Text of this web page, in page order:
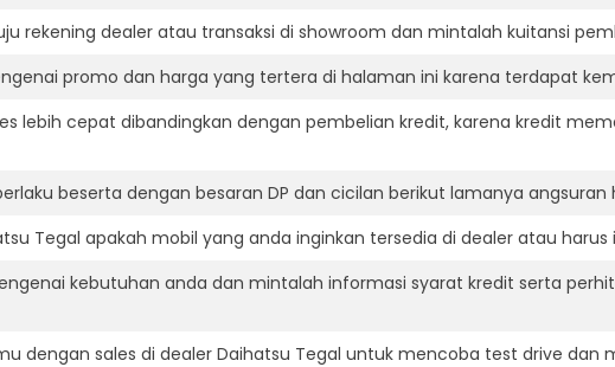
rekening dealer atau transaksi di showroom dan mintalah kuitansi
promo dan harga yang tertera di halaman ini karena terdapat
lebih cepat dibandingkan dengan pembelian kredit, karena kredit
beserta dengan besaran DP dan cicilan berikut lamanya angsuran
Tegal apakah mobil yang anda inginkan tersedia di dealer atau harus
kebutuhan anda dan mintalah informasi syarat kredit serta
dengan sales di dealer Daihatsu Tegal untuk mencoba test drive dan